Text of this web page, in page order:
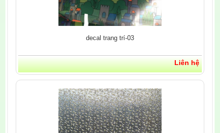
decal trang trí-03
Liên hệ